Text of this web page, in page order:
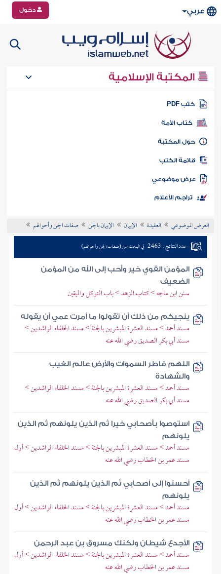
عربي دخول
المكتبة الإسلامية
كتب PDF
كتاب الأمة
المكتبة
الكتب
موضوعي
تراجم الأعلام
العرض الموضوعي العقيدة الإيمان الإيمان بالجن صفات الجن وأحوالهم
عدد النتائج : 2463 في البحث عن (صفات الجن وأحوالهم)
المؤمن القوي خير وأحب إلى الله من المؤمن
الضعيف
سنن ابن ماجه > كتاب الزهد > باب التوكل واليقين
ينجيكم من ذلك أن تقولوا ما أمرت عمي أن يقوله
مسند أحمد > مسند العشرة المبشرين بالجنة > مسند الخلفاء الراشدين >
مسند أبي بكر الصديق رضي الله عنه
اللهم فاطر السموات والأرض عالم الغيب
والشهادة
مسند أحمد > مسند العشرة المبشرين بالجنة > مسند الخلفاء الراشدين >
مسند أبي بكر الصديق رضي الله عنه
استوصوا بأصحابي خيرا ثم الذين يلونهم ثم الذين
يلونهم
مسند أحمد > مسند العشرة المبشرين بالجنة > مسند الخلفاء الراشدين > أول
مسند عمر بن الخطاب رضي الله عنه
أحسنوا إلى أصحابي ثم الذين يلونهم ثم الذين
يلونهم
مسند أحمد > مسند العشرة المبشرين بالجنة > مسند الخلفاء الراشدين > أول
مسند عمر بن الخطاب رضي الله عنه
الأجدع شيطان ولكنك مسروق بن عبد الرحمن
مسند أحمد > مسند العشرة المبشرين بالجنة > مسند الخلفاء الراشدين > أول
مسند عمر بن الخطاب رضي الله عنه